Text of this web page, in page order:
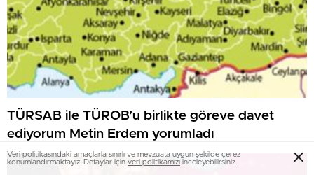
TÜRSAB ile TÜROB’u birlikte göreve davet
ediyorum Metin Erdem yorumladı
Veri politikasındaki amaçlarla sınırlı ve mevzuata uygun şekilde çerez
konumlandırmaktayız. Detaylar için veri politikamızı inceleyebilirsiniz.